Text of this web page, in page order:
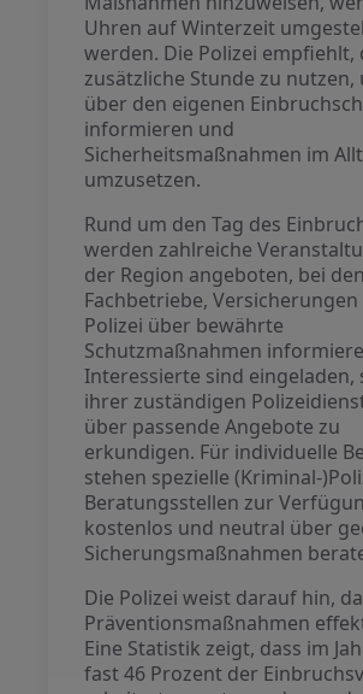
Uhren auf Winterzeit
werden. Die Polizei empfiehlt,
zusätzliche Stunde zu nutzen,
über den eigenen
informieren und
Sicherheitsmaßnahmen im
umzusetzen.
Rund um den Tag des
werden zahlreiche
der Region angeboten, bei
Fachbetriebe,
Polizei über bewährte
Schutzmaßnahmen
Interessierte sind eingeladen,
ihrer zuständigen
über passende Angebote zu
erkundigen. Für individuelle
stehen spezielle (Kriminal-
Beratungsstellen zur
kostenlos und neutral über
Sicherungsmaßnahmen
Die Polizei weist darauf hin,
Präventionsmaßnahmen
Eine Statistik zeigt, dass im
fast 46 Prozent der